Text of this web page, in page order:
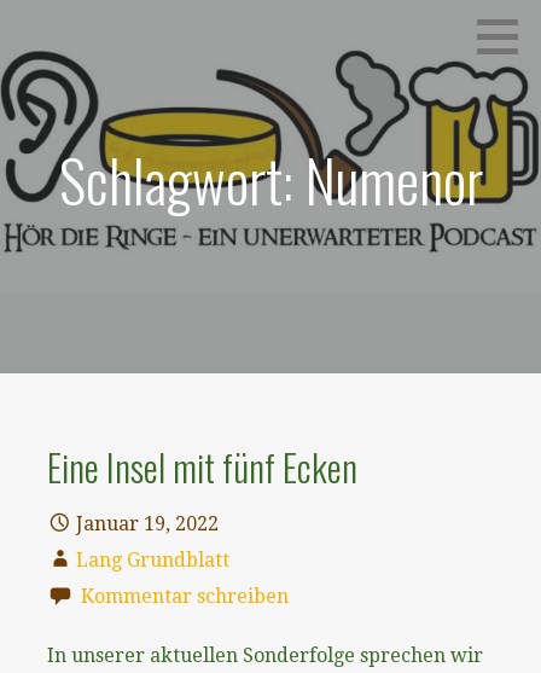
springen
HÖR DIE RINGE
Schlagwort: Numenor
Eine Insel mit fünf Ecken
Januar 19, 2022
Lang Grundblatt
Kommentar schreiben
In unserer aktuellen Sonderfolge sprechen wir